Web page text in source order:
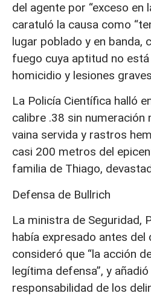
del agente por “exceso en
caratuló la causa como
lugar poblado y en banda,
fuego cuya aptitud no
homicidio y lesiones
La Policía Científica halló
calibre .38 sin numeración
vaina servida y rastros
casi 200 metros del
familia de Thiago,
Defensa de Bullrich
La ministra de Seguridad,
había expresado antes del
consideró que “la acción
legítima defensa”, y
responsabilidad de los